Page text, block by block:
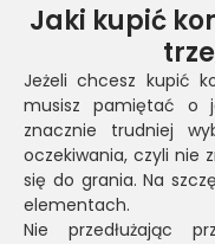
Jaki kupić
Jeżeli chcesz kupić
musisz pamiętać o
znacznie trudniej
oczekiwania, czyli nie
się do grania. Na
elementach.
Nie przedłużając